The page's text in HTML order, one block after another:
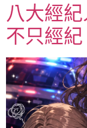
八大經
不只經